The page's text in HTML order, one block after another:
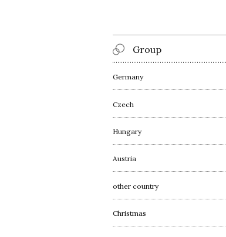
Group
Germany
Czech
Hungary
Austria
other country
Christmas